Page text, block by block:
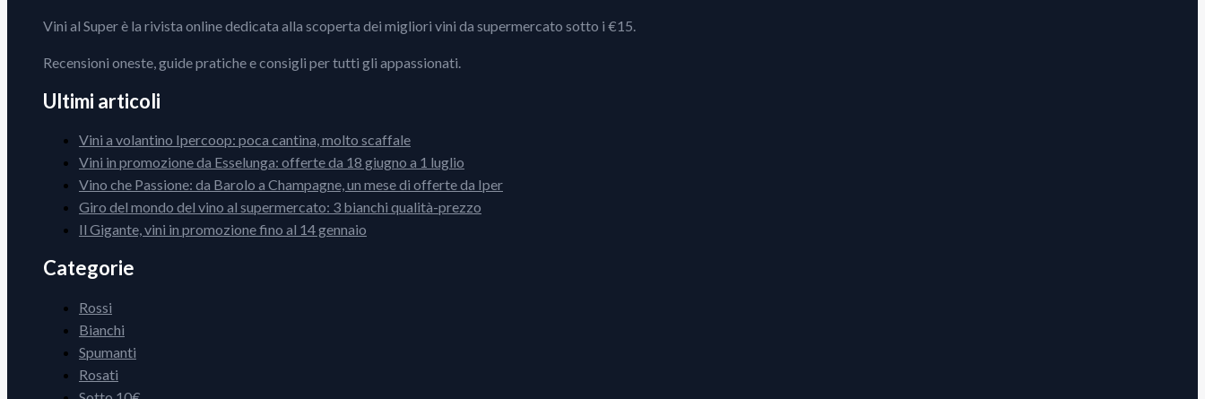
Vini al Super è la rivista online dedicata alla scoperta dei migliori vini da supermercato sotto i €15.
Recensioni oneste, guide pratiche e consigli per tutti gli appassionati.
Ultimi articoli
Vini a volantino Ipercoop: poca cantina, molto scaffale
Vini in promozione da Esselunga: offerte da 18 giugno a 1 luglio
Vino che Passione: da Barolo a Champagne, un mese di offerte da Iper
Giro del mondo del vino al supermercato: 3 bianchi qualità-prezzo
Il Gigante, vini in promozione fino al 14 gennaio
Categorie
Rossi
Bianchi
Spumanti
Rosati